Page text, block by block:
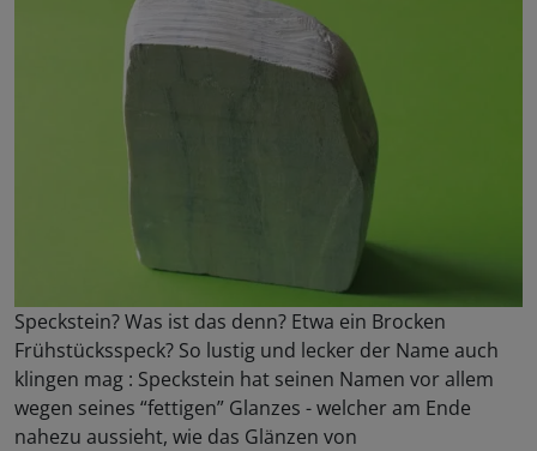
Speckstein? Was ist das denn? Etwa ein Brocken
Frühstücksspeck? So lustig und lecker der Name auch
klingen mag : Speckstein hat seinen Namen vor allem
wegen seines “fettigen” Glanzes - welcher am Ende
nahezu aussieht, wie das Glänzen von